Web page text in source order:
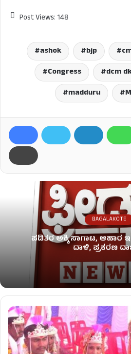
Post Views: 148
ashok bjp
Congress
dcm
madduru
BAGALAKOTE
ಪಡಿತರ ಅಕ್ಕಿ ಸಾಗಾಟ, ಆಹಾರ
ದಾಳಿ, ಪ್ರಕರಣ